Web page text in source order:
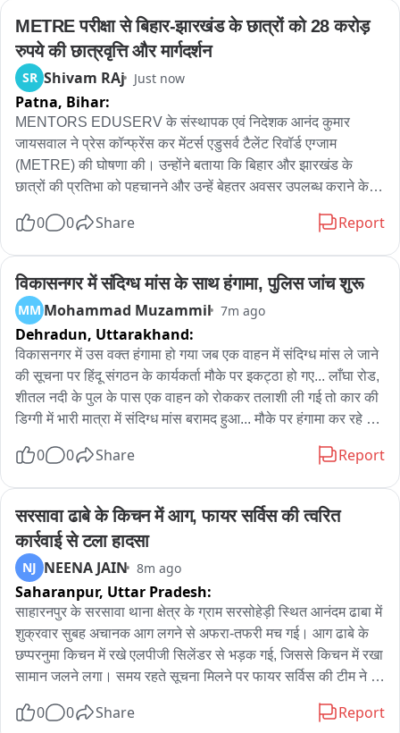
METRE परीक्षा से बिहार-झारखंड के छात्रों को 28 करोड़
रुपये की छात्रवृत्ति और मार्गदर्शन
SR Shivam RAj Just now
Patna, Bihar:
MENTORS EDUSERV के संस्थापक एवं निदेशक आनंद कुमार
जायसवाल ने प्रेस कॉन्फ्रेंस कर मेंटर्स एडुसर्व टैलेंट रिवॉर्ड एग्जाम
(METRE) की घोषणा की। उन्होंने बताया कि बिहार और झारखंड के
छात्रों की प्रतिभा को पहचानने और उन्हें बेहतर अवसर उपलब्ध कराने के
20 से 27 सितंबर 2026 तक और ऑफलाइन मोड में 4 अक्टूबर 2026 को
आनंद जायसवाल ने बताया कि इस परीक्षा के माध्यम से मेधावी छात्रों को
करीब 28 करोड़ रुपये की छात्रवृत्ति एवं प्रोत्साहन पुरस्कार दिए जाएंगे।
साथ ही लगभग 1600 छात्रों का चयन विभिन्न छात्रवृत्ति योजनाओं और
पुरस्कारों के लिए किया जाएगा। परीक्षा में कक्षा 6 से 11 तक के विद्यार्थी
शामिल हो सकेंगे। बिहार के सभी 38 जिलों और झारखंड के 24 जिलों में
परीक्षा केंद्र बनाए जाएंगे, ताकि अधिक से अधिक छात्र इसमें भाग ले सकें।
उन्होंने कहा कि परीक्षा में उत्कृष्ट प्रदर्शन करने वाले छात्रों को स्टेट रैंक,
जिला रैंक और नकद पुरस्कार दिए जाएंगे। इसके अलावा चयनित विद्यार्थियों
को मेटर्स एडुसर्व के अनुभवी शिक्षकों के मार्गदर्शन में इंजीनियरिंग और मेडिकल
जैसी प्रतियोगी परीक्षाओं की तैयारी का विशेष अवसर भी मिलेगा। छात्रों को
अपनी पढ़ाई का स्तर जानने और राज्यभर के प्रतिभाशाली विद्यार्थियों के
साथ प्रतिस्पर्धा करने का भी मौका मिलेगा।
प्रेस कॉन्फ्रेंस में बताया गया कि 15 अगस्त 2026 तक पंजीकरण पूरी तरह
निःशुल्क रहेगा, जबकि इसके बाद पंजीकरण शुल्क 100 रुपये होगा।
संस्थान ने छात्रों और अभिभावकों से अधिक से अधिक संख्या में इस परीक्षा में
भाग लेने की अपील की है।
0 0 Share Report
विकासनगर में संदिग्ध मांस के साथ हंगामा, पुलिस जांच शुरू
MM Mohammad Muzammil 7m ago
Dehradun, Uttarakhand:
विकासनगर में उस वक्त हंगामा हो गया जब एक वाहन में संदिग्ध मांस ले जाने
की सूचना पर हिंदू संगठन के कार्यकर्ता मौके पर इकट्ठा हो गए... लाँघा रोड,
शीतल नदी के पुल के पास एक वाहन को रोककर तलाशी ली गई तो कार की
डिग्गी में भारी मात्रा में संदिग्ध मांस बरामद हुआ... मौके पर हंगामा कर रहे
परिवहन करने से स्थानीय लोगों की धार्मिक भावनाएं आहत हुई हैं.. जिसको
पहुंची पुलिस वाहन और उसमें सवार लोगों को पूछताछ के लिए अपने साथ
थाने ले गई... फिलहाल पुलिस पूरे मामले की बारीकी से जांच में जुट चुकी है...
0 0 Share Report
सरसावा ढाबे के किचन में आग, फायर सर्विस की त्वरित
कार्रवाई से टला हादसा
NJ NEENA JAIN 8m ago
Saharanpur, Uttar Pradesh:
साहारनपुर के सरसावा थाना क्षेत्र के ग्राम सरसोहेड़ी स्थित आनंदम ढाबा में
शुक्रवार सुबह अचानक आग लगने से अफरा-तफरी मच गई। आग ढाबे के
छप्परनुमा किचन में रखे एलपीजी सिलेंडर से भड़क गई, जिससे किचन में रखा
सामान जलने लगा। समय रहते सूचना मिलने पर फायर सर्विस की टीम ने
दिया। फायर स्टेशन सरसावा को घटना की सूचना मिली। उस समय कांवड़
0 0 Share Report